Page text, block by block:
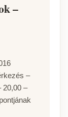
–
–
20,00 –